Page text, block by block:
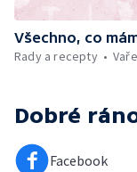
Všechno, co
Rady a recepty
Dobré
Facebook